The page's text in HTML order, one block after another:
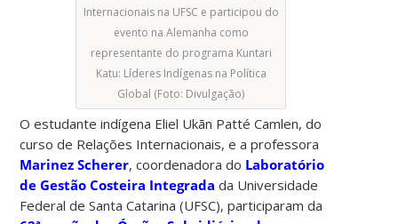
Internacionais na UFSC e participou do
evento na Alemanha como
representante do programa Kuntari
Katu: Líderes Indígenas na Política
Global (Foto: Divulgação)
O estudante indígena Eliel Ukãn Patté Camlen, do
curso de Relações Internacionais, e a professora
Marinez Scherer, coordenadora do Laboratório
de Gestão Costeira Integrada da Universidade
Federal de Santa Catarina (UFSC), participaram da